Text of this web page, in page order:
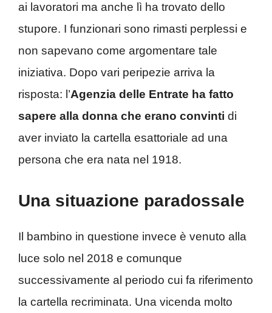
ai lavoratori ma anche lì ha trovato dello
stupore. I funzionari sono rimasti perplessi e
non sapevano come argomentare tale
iniziativa. Dopo vari peripezie arriva la
risposta: l’Agenzia delle Entrate ha fatto
sapere alla donna che erano convinti di
aver inviato la cartella esattoriale ad una
persona che era nata nel 1918.
Una situazione paradossale
Il bambino in questione invece è venuto alla
luce solo nel 2018 e comunque
successivamente al periodo cui fa riferimento
la cartella recriminata. Una vicenda molto